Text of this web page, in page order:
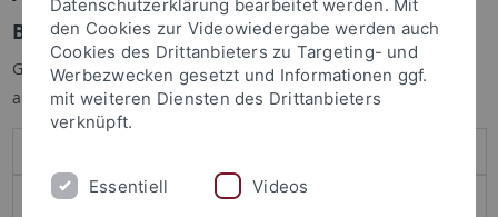
Benutzeranmeldung
Geben Sie Ihren Benutzernamen und Ihr Passwort an um sich
anzumelden:
Datenschutzerklärung bearbeitet werden. Mit
den Cookies zur Videowiedergabe werden auch
Cookies des Drittanbieters zu Targeting- und
Werbezwecken gesetzt und Informationen ggf.
mit weiteren Diensten des Drittanbieters
verknüpft.
Essentiell Videos